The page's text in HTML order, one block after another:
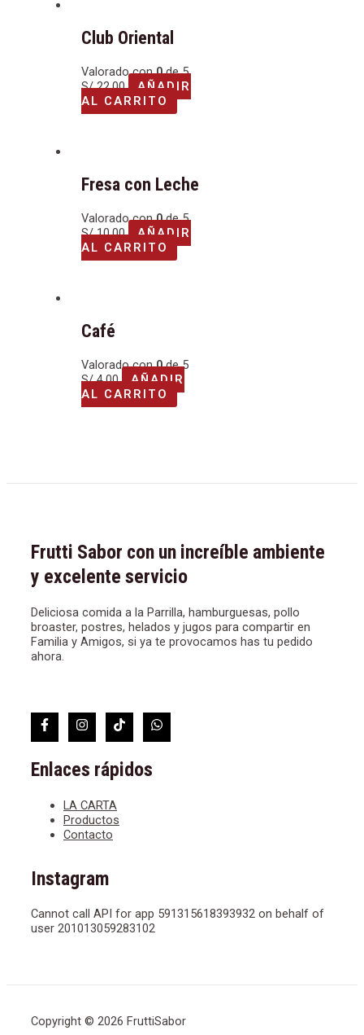
Club Oriental
Valorado con0de 5
S/22.00
AÑADIR
AL CARRITO
Fresa con Leche
Valorado con0de 5
S/10.00
AÑADIR
AL CARRITO
Café
Valorado con0de 5
S/4.00
AÑADIR
AL CARRITO
Frutti Sabor con un increíble ambiente
y excelente servicio
Deliciosa comida a la Parrilla, hamburguesas, pollo
broaster, postres, helados y jugos para compartir en
Familia y Amigos, si ya te provocamos has tu pedido
ahora.
Enlaces rápidos
LA CARTA
Productos
Contacto
Instagram
Cannot call API for app 591315618393932 on behalf of
user 201013059283102
Copyright © 2026 FruttiSabor